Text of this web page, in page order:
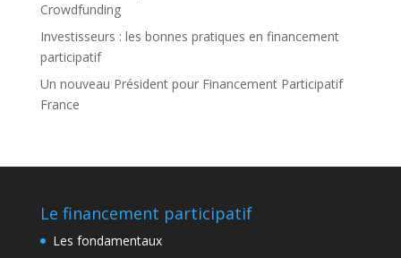
Crowdfunding
Investisseurs : les bonnes pratiques en financement
participatif
Un nouveau Président pour Financement Participatif
France
Le financement participatif
Les fondamentaux